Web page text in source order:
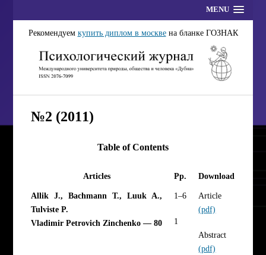
MENU
Рекомендуем купить диплом в москвена бланке ГОЗНАК
№2 (2011)
Table of Contents
Articles Pp. Download
Allik J., Bachmann T., Luuk A.,
Tulviste P.
Vladimir Petrovich Zinchenko — 80
1–6
1
Article
(pdf)
Abstract
(pdf)